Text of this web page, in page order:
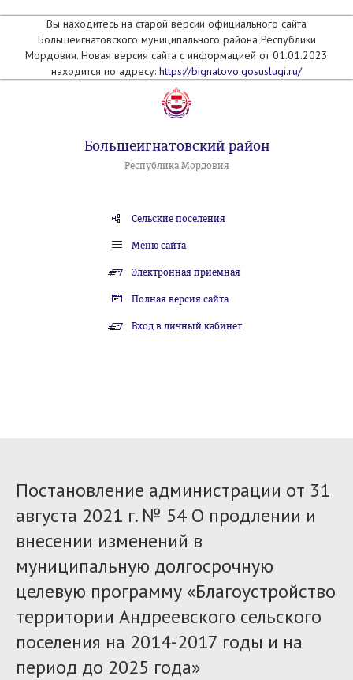
Вы находитесь на старой версии официального сайта
Большеигнатовского муниципального района Республики
Мордовия. Новая версия сайта с информацией от 01.01.2023
находится по адресу: https://bignatovo.gosuslugi.ru/
Большеигнатовский район
Республика Мордовия
Сельские поселения
Меню сайта
Электронная приемная
Полная версия сайта
Вход в личный кабинет
Постановление администрации от 31
августа 2021 г. № 54 О продлении и
внесении изменений в
муниципальную долгосрочную
целевую программу «Благоустройство
территории Андреевского сельского
поселения на 2014-2017 годы и на
период до 2025 года»